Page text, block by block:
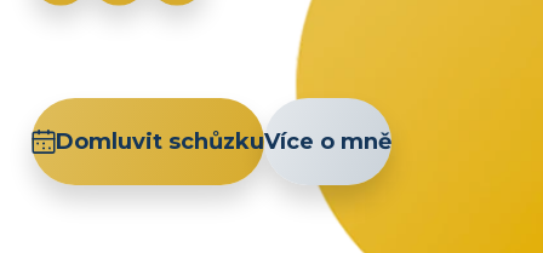
Domluvit schůzkuVíce o mně